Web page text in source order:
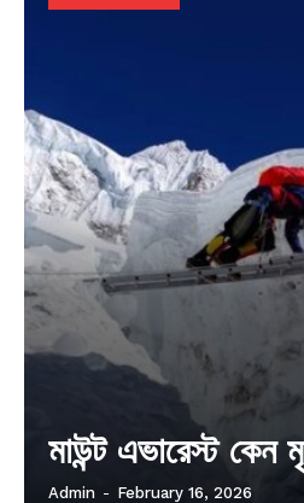
মাউন্ট এভারেস্ট কেন
Admin - February 16, 2026